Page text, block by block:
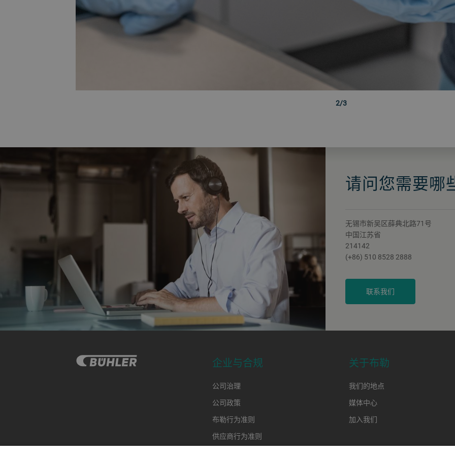
3/3
请问您需要哪
无锡市新吴区薛典北路71号
中国江苏省
214142
(+86) 510 8528 2888
联系我们
企业与合规
公司治理
公司政策
布勒行为准则
供应商行为准则
关于布勒
我们的地点
媒体中心
加入我们